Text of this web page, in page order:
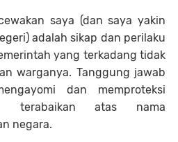
saya (dan saya yakin
adalah sikap dan perilaku
yang terkadang tidak
warganya. Tanggung jawab
dan memproteksi
terabaikan atas nama
negara.